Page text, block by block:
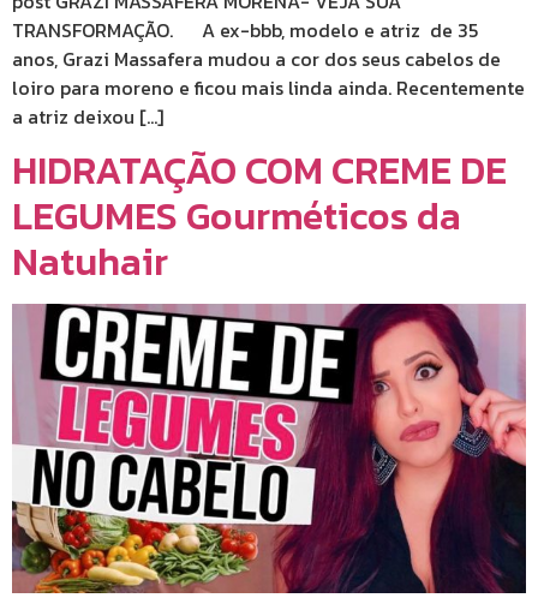
TRANSFORMAÇÃO. A ex-bbb, modelo e atriz de 35
anos, Grazi Massafera mudou a cor dos seus cabelos de
loiro para moreno e ficou mais linda ainda. Recentemente
a atriz deixou […]
HIDRATAÇÃO COM CREME DE
LEGUMES Gourméticos da
Natuhair